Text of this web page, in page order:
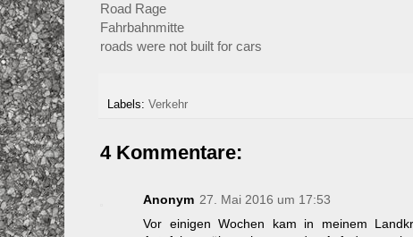
Road Rage
Fahrbahnmitte
roads were not built for cars
Labels: Verkehr
4 Kommentare:
Anonym 27. Mai 2016 um 17:53
Vor einigen Wochen kam in meinem